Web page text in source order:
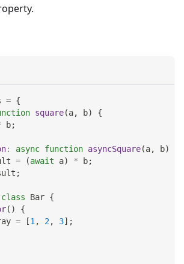
= {
square(a, b)
{
b;
: async function asyncSquare(a, b)
= (await a) * b;
;
class Bar {
( )
{
= [1 , 2, 3] ;